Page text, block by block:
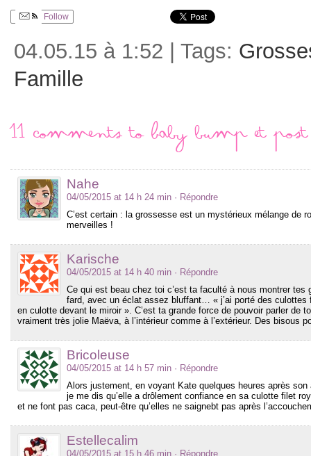
Follow
04.05.15 à 1:52 | Tags:
Famille
11 comments to Baby bump et
Nahe
04/05/2015 at 14 h 24 min · Répondre
C’est certain : la grossesse est un mystérieux mélange de
merveilles !
Karische
04/05/2015 at 14 h 40 min · Répondre
Ce qui est beau chez toi c’est ta faculté à nous montrer
fard, avec un éclat assez bluffant… « j’ai porté des
en culotte devant le miroir ». C’est ta grande force de pouvoir parler de
vraiment très jolie Maëva, à l’intérieur comme à l’extérieur. Des bisous
Bricoleuse
04/05/2015 at 14 h 57 min · Répondre
Alors justement, en voyant Kate quelques heures après
je me dis qu’elle a drôlement confiance en sa culotte filet
et ne font pas caca, peut-être qu’elles ne saignebt pas après
Estellecalim
04/05/2015 at 15 h 46 min · Répondre